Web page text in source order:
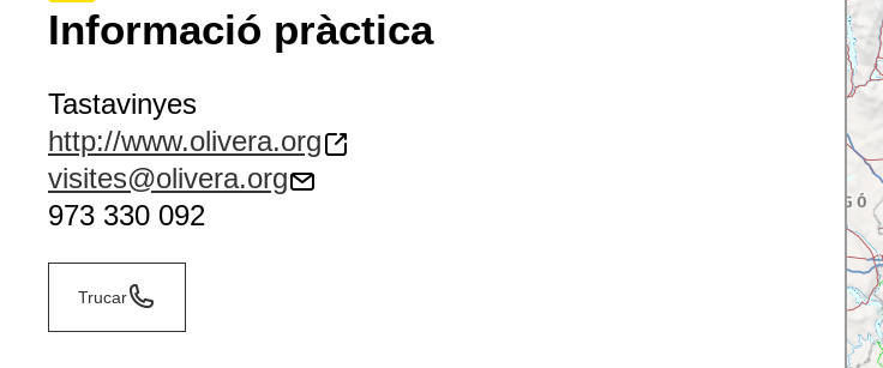
Informació pràctica
Tastavinyes
http://www.olivera.org
visites@olivera.org
973 330 092
Trucar